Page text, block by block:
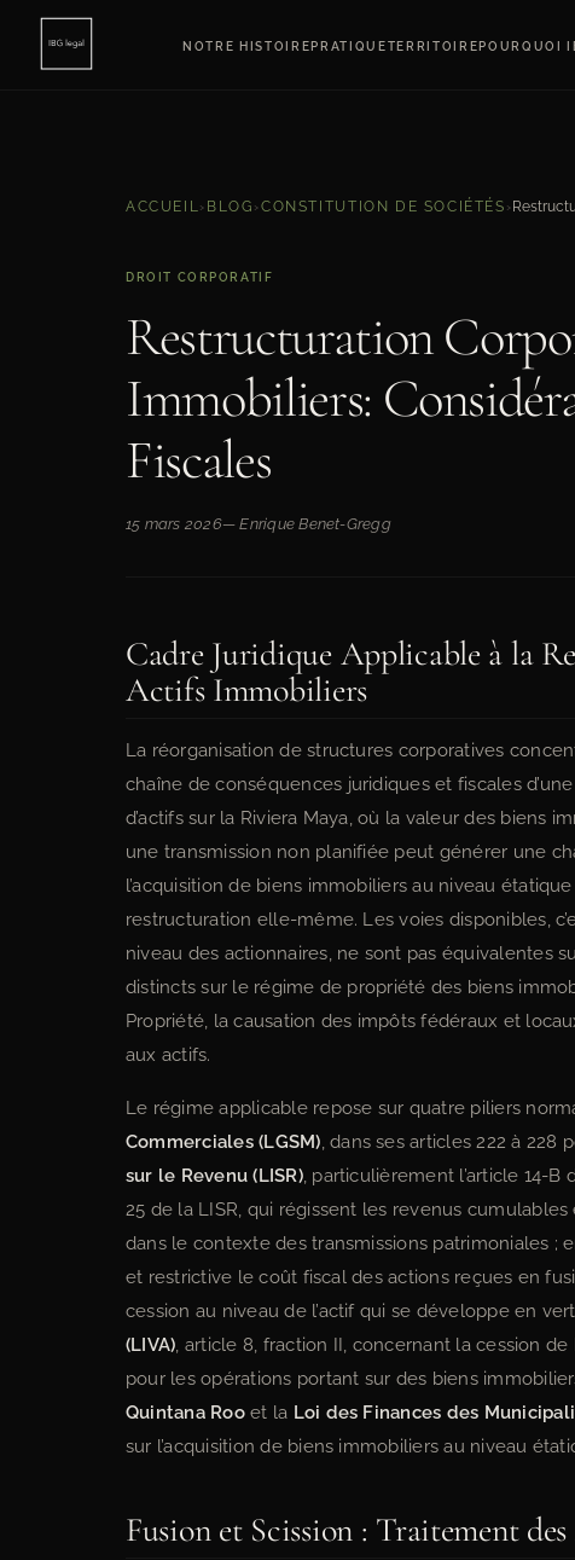
NOTRE HISTOIREPRATIQUETERRITOIREPOURQUOI
ACCUEIL › BLOG ›CONSTITUTION DE SOCIÉTÉS ›
DROIT CORPORATIF
Restructuration
Immobiliers:
Fiscales
15 mars 2026— Enrique Benet-Gregg
Cadre Juridique Applicable à la
Actifs Immobiliers
La réorganisation de structures corporatives
chaîne de conséquences juridiques et fiscales
d’actifs sur la Riviera Maya, où la valeur des biens
une transmission non planifiée peut générer une
l’acquisition de biens immobiliers au niveau
restructuration elle-même. Les voies disponibles,
niveau des actionnaires, ne sont pas équivalentes
distincts sur le régime de propriété des biens
Propriété, la causation des impôts fédéraux et
aux actifs.
Le régime applicable repose sur quatre piliers
Commerciales (LGSM), dans ses articles 222 à 228
sur le Revenu (LISR), particulièrement l’article 14-B
25 de la LISR, qui régissent les revenus
dans le contexte des transmissions patrimoniales ;
et restrictive le coût fiscal des actions reçues en
cession au niveau de l’actif qui se développe en
(LIVA), article 8, fraction II, concernant la cession
pour les opérations portant sur des biens
Quintana Rooet la Loi des Finances des
sur l’acquisition de biens immobiliers au niveau
Fusion et Scission : Traitement